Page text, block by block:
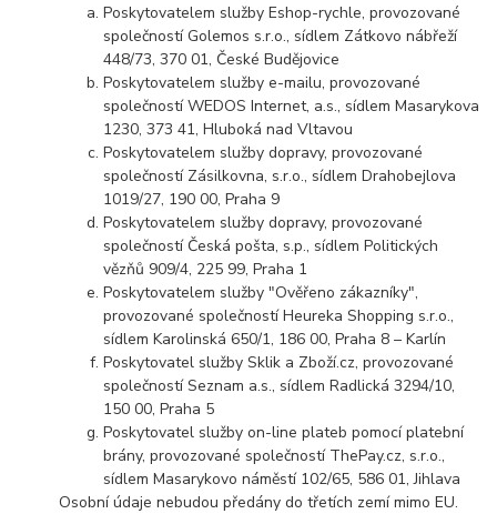
Poskytovatelem služby Eshop-rychle, provozované
společností Golemos s.r.o., sídlem Zátkovo nábřeží
448/73, 370 01, České Budějovice
Poskytovatelem služby e-mailu, provozované
společností WEDOS Internet, a.s., sídlem Masarykova
1230, 373 41, Hluboká nad Vltavou
Poskytovatelem služby dopravy, provozované
společností Zásilkovna, s.r.o., sídlem Drahobejlova
1019/27, 190 00, Praha 9
Poskytovatelem služby dopravy, provozované
společností Česká pošta, s.p., sídlem Politických
vězňů 909/4, 225 99, Praha 1
Poskytovatelem služby "Ověřeno zákazníky",
provozované společností Heureka Shopping s.r.o.,
sídlem Karolinská 650/1, 186 00, Praha 8 – Karlín
Poskytovatel služby Sklik a Zboží.cz, provozované
společností Seznam a.s., sídlem Radlická 3294/10,
150 00, Praha 5
Poskytovatel služby on-line plateb pomocí platební
brány, provozované společností ThePay.cz, s.r.o.,
sídlem Masarykovo náměstí 102/65, 586 01, Jihlava
Osobní údaje nebudou předány do třetích zemí mimo EU.